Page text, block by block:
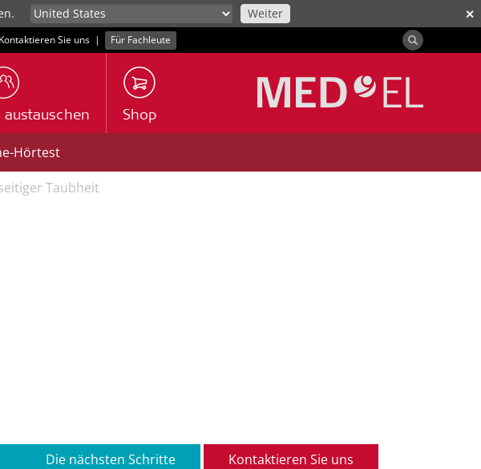
✕
Weiter
Kontaktieren Sie uns | Für Fachleute
Shop
Hörtest
Taubheit
Die nächsten Schritte Kontaktieren Sie uns